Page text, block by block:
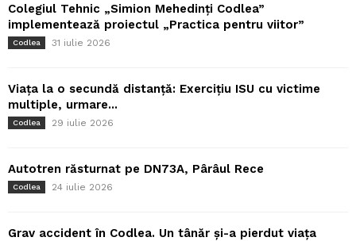
Colegiul Tehnic „Simion Mehedinți Codlea”
implementează proiectul „Practica pentru viitor”
Codlea 31 iulie 2026
Viața la o secundă distanță: Exercițiu ISU cu victime
multiple, urmare...
Codlea 29 iulie 2026
Autotren răsturnat pe DN73A, Pârâul Rece
Codlea 24 iulie 2026
Grav accident în Codlea. Un tânăr și-a pierdut viața